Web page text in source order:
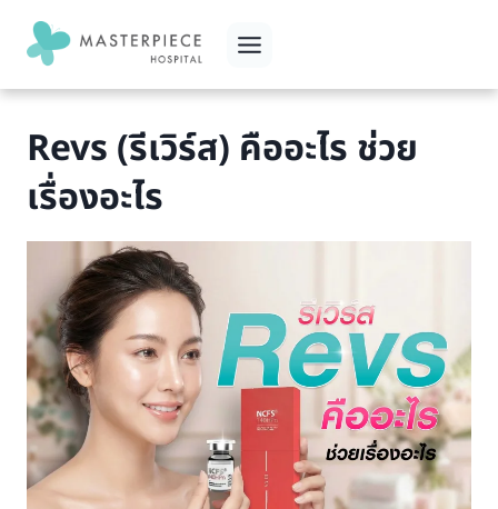
content
Revs (รีเวิร์ส) คืออะไร ช่วย
เรื่องอะไร